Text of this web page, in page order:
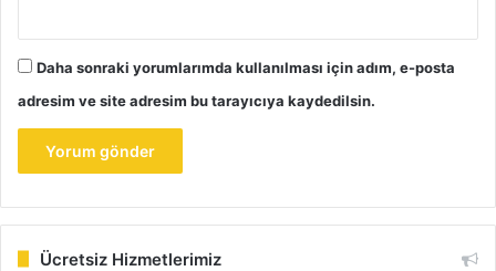
Daha sonraki yorumlarımda kullanılması için adım, e-posta
adresim ve site adresim bu tarayıcıya kaydedilsin.
Ücretsiz Hizmetlerimiz